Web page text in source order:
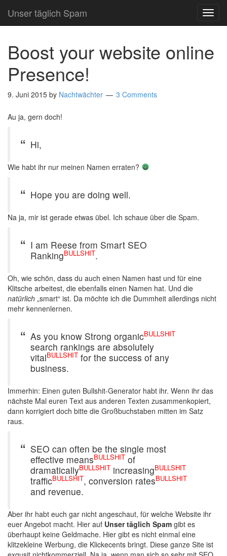
Unser täglich Spam
Boost your website online
Presence!
9. Juni 2015 by Nachtwächter 3 Comments
Au ja, gern doch!
Hi,
Wie habt ihr nur meinen Namen erraten?
Hope you are doing well.
Na ja, mir ist gerade etwas übel. Ich schaue über die Spam.
I am Reese from Smart SEO
RankingBULLSHIT.
Oh, wie schön, dass du auch einen Namen hast und für eine
Klitsche arbeitest, die ebenfalls einen Namen hat. Und die
natürlich „smart“ ist. Da möchte ich die Dummheit allerdings nicht
mehr kennenlernen.
As you know Strong organicBULLSHIT
search rankings are absolutely
vitalBULLSHIT for the success of any
business.
Immerhin: Einen guten Bullshit-Generator habt ihr. Wenn ihr das
nächste Mal euren Text aus anderen Texten zusammenkopiert,
dann korrigiert doch bitte die Großbuchstaben mitten im Satz
raus.
SEO can often be the single most
effective meansBULLSHIT of
dramaticallyBULLSHIT increasingBULLSHIT
trafficBULLSHIT, conversion ratesBULLSHIT
and revenue.
Aber ihr habt euch gar nicht angeschaut, für welche Website ihr
euer Angebot macht. Hier auf Unser täglich Spam gibt es
überhaupt keine Geldmache. Hier gibt es nicht einmal eine
klitzekleine Werbung, die Klickecents bringt. Diese ganze Site ist